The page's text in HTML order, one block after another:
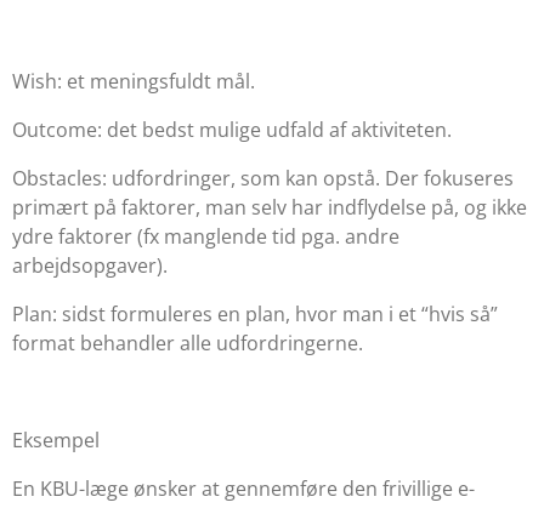
Wish: et meningsfuldt mål.
Outcome: det bedst mulige udfald af aktiviteten.
Obstacles: udfordringer, som kan opstå. Der fokuseres
primært på faktorer, man selv har indflydelse på, og ikke
ydre faktorer (fx manglende tid pga. andre
arbejdsopgaver).
Plan: sidst formuleres en plan, hvor man i et “hvis så”
format behandler alle udfordringerne.
Eksempel
En KBU-læge ønsker at gennemføre den frivillige e-